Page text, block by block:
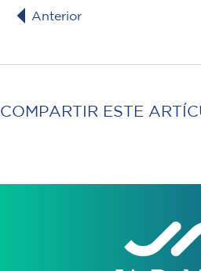
Anterior
COMPARTIR ESTE